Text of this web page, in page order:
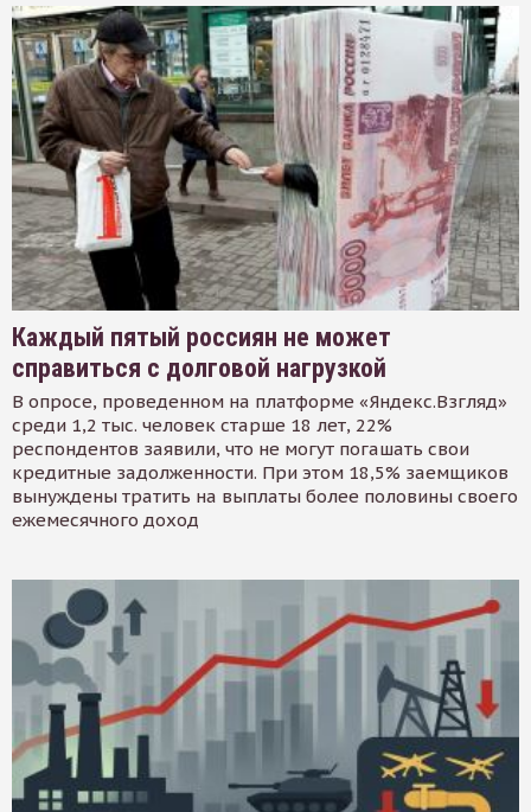
Каждый пятый россиян не может
справиться с долговой нагрузкой
В опросе, проведенном на платформе «Яндекс.Взгляд»
среди 1,2 тыс. человек старше 18 лет, 22%
респондентов заявили, что не могут погашать свои
кредитные задолженности. При этом 18,5% заемщиков
вынуждены тратить на выплаты более половины своего
ежемесячного доход